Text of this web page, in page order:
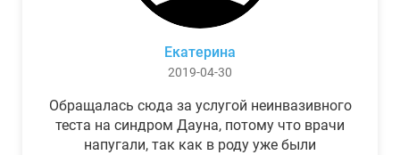
Екатерина
2019-04-30
Обращалась сюда за услугой неинвазивного
теста на синдром Дауна, потому что врачи
напугали, так как в роду уже были